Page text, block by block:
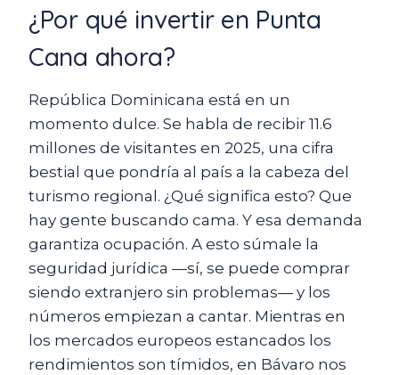
¿Por qué invertir en Punta
Cana ahora?
República Dominicana está en un
momento dulce. Se habla de recibir 11.6
millones de visitantes en 2025, una cifra
bestial que pondría al país a la cabeza del
turismo regional. ¿Qué significa esto? Que
hay gente buscando cama. Y esa demanda
garantiza ocupación. A esto súmale la
seguridad jurídica —sí, se puede comprar
siendo extranjero sin problemas— y los
números empiezan a cantar. Mientras en
los mercados europeos estancados los
rendimientos son tímidos, en Bávaro nos